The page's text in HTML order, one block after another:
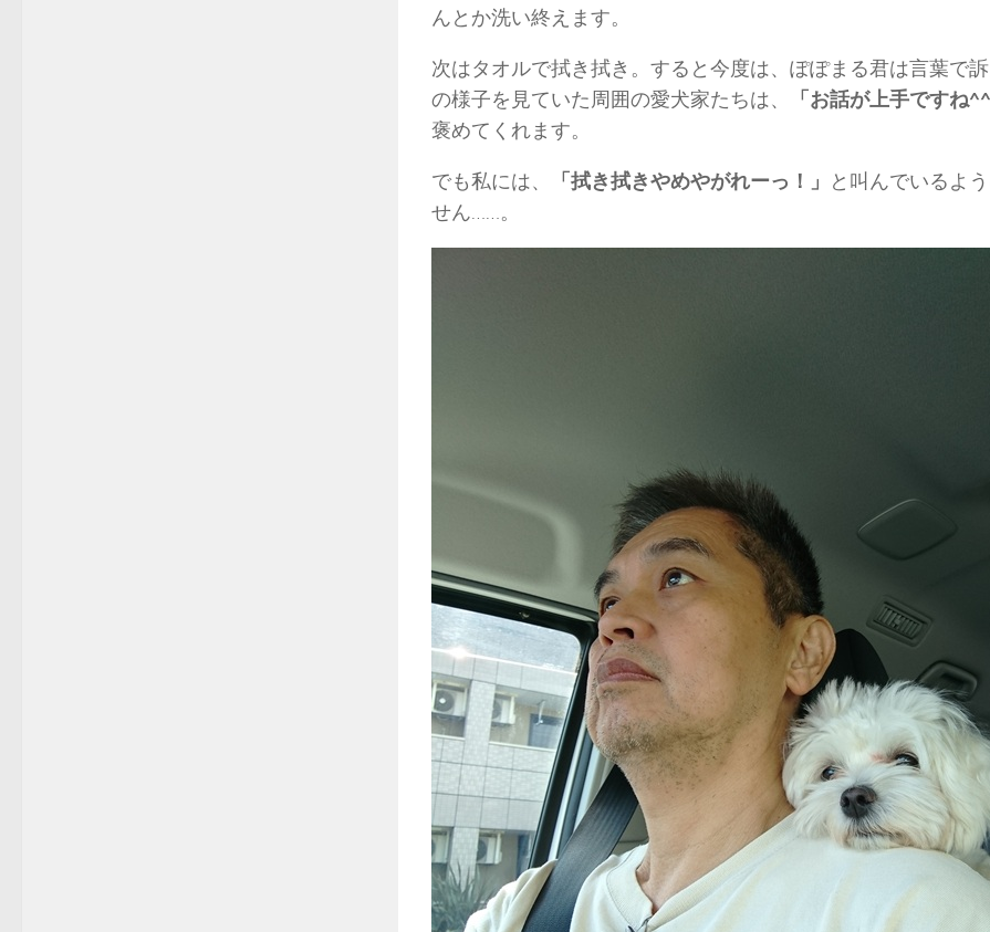
んとか洗い終えます。
次はタオルで拭き拭き。すると今度は、ぽぽまる君は言葉で
の様子を見ていた周囲の愛犬家たちは、
「お話が上手ですね^^
褒めてくれます。
でも私には、 「拭き拭きやめやがれーっ！」 と叫んでいるよ
せん……。